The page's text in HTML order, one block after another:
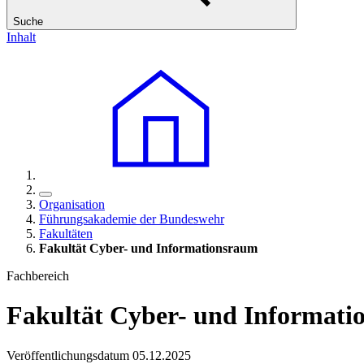
Suche
Inhalt
Organisation
Führungsakademie der Bundeswehr
Fakultäten
Fakultät Cyber- und Informationsraum
Fachbereich
Fakultät Cyber- und
Veröffentlichungsdatum 05.12.2025